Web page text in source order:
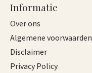
Informatie
Over ons
Algemene voorwaarden
Disclaimer
Privacy Policy